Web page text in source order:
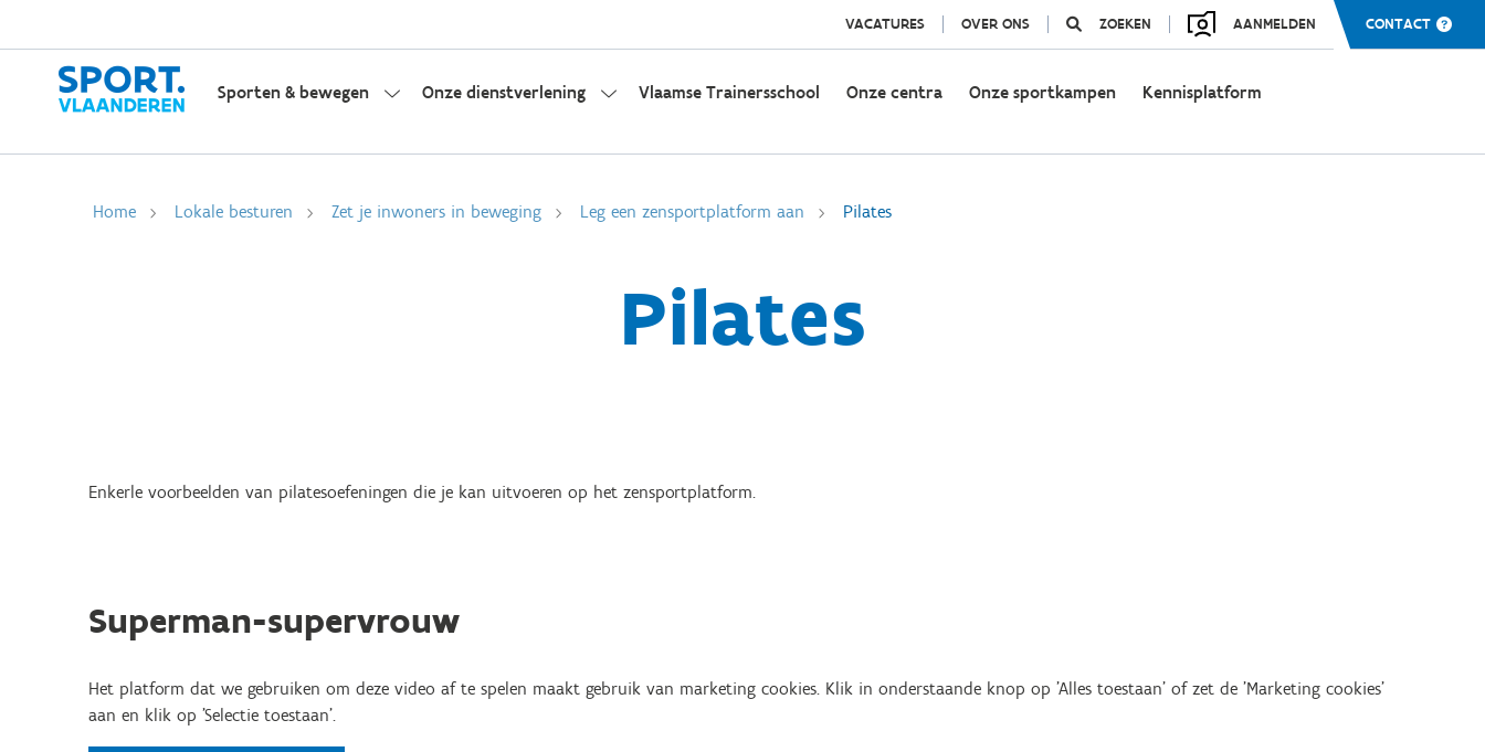
VACATURES OVER ONS ZOEKEN AANMELDEN CONTACT
Sporten & bewegen Onze dienstverlening Vlaamse Trainersschool Onze centra Onze sportkampen Kennisplatform
Home Lokale besturen Zet je inwoners in beweging Leg een zensportplatform aan Pilates
Pilates
Enkerle voorbeelden van pilatesoefeningen die je kan uitvoeren op het zensportplatform.
Superman-supervrouw
Het platform dat we gebruiken om deze video af te spelen maakt gebruik van marketing cookies. Klik in onderstaande knop op 'Alles toestaan' of zet de 'Marketing cookies'
aan en klik op 'Selectie toestaan'.